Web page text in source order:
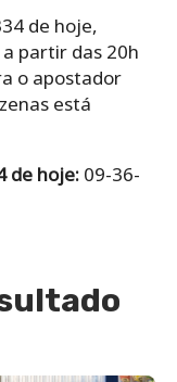
de hoje,
partir das 20h
o apostador
está
de hoje: 09-36-